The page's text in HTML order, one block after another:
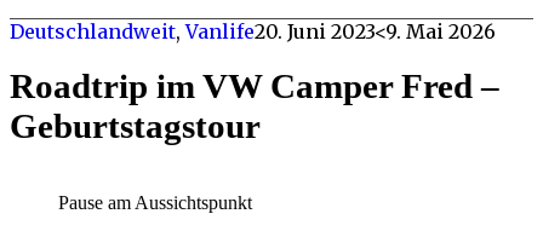
Deutschlandweit,Vanlife20. Juni 2023<9. Mai 2026
Roadtrip im VW Camper Fred –
Geburtstagstour
Pause am Aussichtspunkt